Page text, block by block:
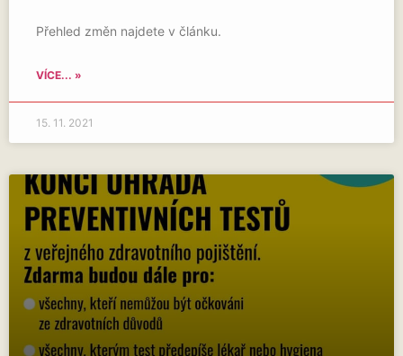
Přehled změn najdete v článku.
VÍCE... »
15. 11. 2021